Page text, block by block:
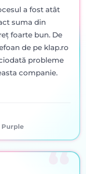
a fost atât
suma din
foarte bun. De
de pe klap.ro
probleme
companie.
Purple